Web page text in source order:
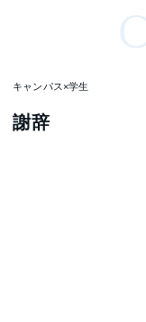
キャンパス×学生
謝辞